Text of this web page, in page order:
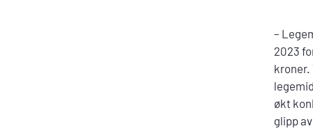
–
2023
økt
glipp